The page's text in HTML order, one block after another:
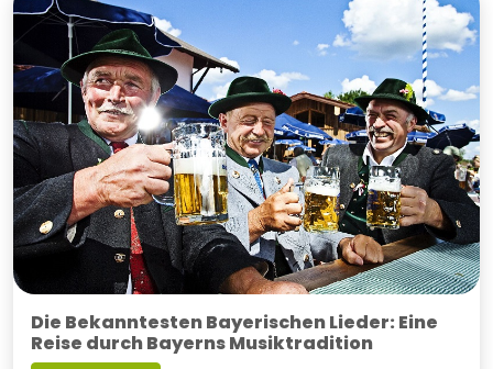
Die Bekanntesten Bayerischen Lieder: Eine
Reise durch Bayerns Musiktradition